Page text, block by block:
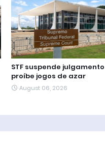
STF suspende
proíbe jogos de azar
August 06, 2026